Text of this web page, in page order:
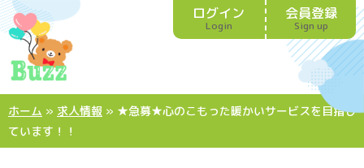
ログイン
Login
会員登録
Sign up
ホーム » 求人情報 » ★急募★心のこもった暖かいサービスを目指し
ています！！